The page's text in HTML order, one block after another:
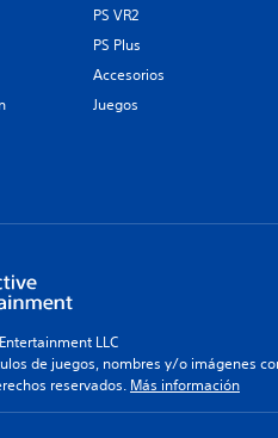
PS VR2
PS Plus
Accesorios
Juegos
LLC
de juegos, nombres y/o imágenes
reservados. Más información